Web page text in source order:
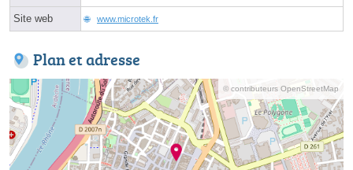
Site web www.microtek.fr
Plan et adresse
© contributeurs OpenStreetMap